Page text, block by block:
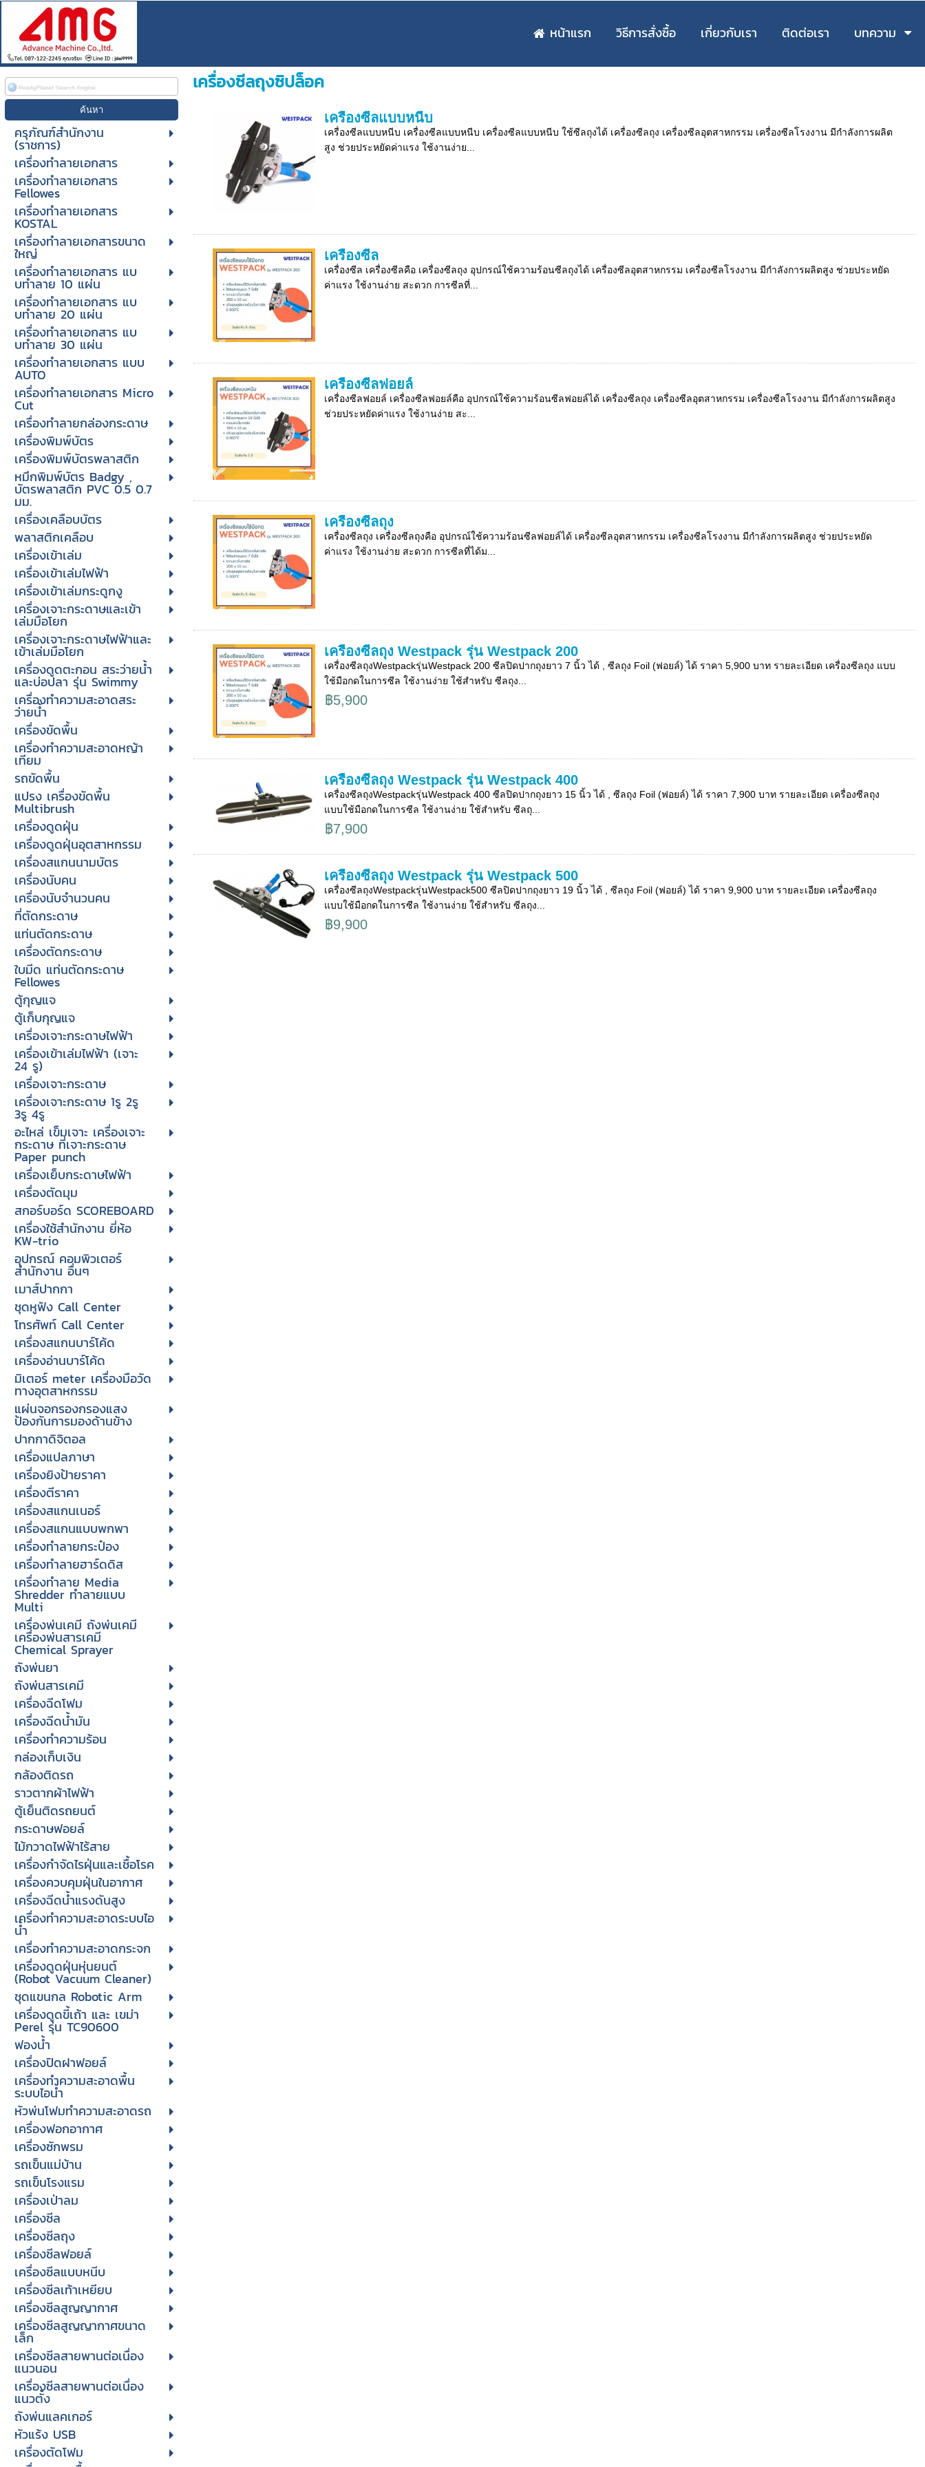
หน้าแรก วิธีการสั่งซื้อ เกี่ยวกับเรา ติดต่อเรา บทความ
ครุภัณฑ์สำนักงาน
(ราชการ)
เครื่องทำลายเอกสาร
เครื่องทำลายเอกสาร
Fellowes
เครื่องทำลายเอกสาร
KOSTAL
เครื่องทำลายเอกสารขนาด
ใหญ่
เครื่องทําลายเอกสาร แบ
บทําลาย 10 แผ่น
เครื่องทําลายเอกสาร แบ
บทําลาย 20 แผ่น
เครื่องทําลายเอกสาร แบ
บทําลาย 30 แผ่น
เครื่องทำลายเอกสาร แบบ
AUTO
เครื่องทำลายเอกสาร Micro
Cut
เครื่องทำลายกล่องกระดาษ
เครื่องพิมพ์บัตร
เครื่องพิมพ์บัตรพลาสติก
หมึกพิมพ์บัตร Badgy ,
บัตรพลาสติก PVC 0.5 0.7
มม.
เครื่องเคลือบบัตร
พลาสติกเคลือบ
เครื่องเข้าเล่ม
เครื่องเข้าเล่มไฟฟ้า
เครื่องเข้าเล่มกระดูกงู
เครื่องเจาะกระดาษและเข้า
เล่มมือโยก
เครื่องเจาะกระดาษไฟฟ้าและ
เข้าเล่มมือโยก
เครื่องดูดตะกอน สระว่ายน้ำ
และบ่อปลา รุ่น Swimmy
เครื่องทำความสะอาดสระ
ว่ายน้ำ
เครื่องขัดพื้น
เครื่องทำความสะอาดหญ้า
เทียม
รถขัดพื้น
แปรง เครื่องขัดพื้น
Multibrush
เครื่องดูดฝุ่น
เครื่องดูดฝุ่นอุตสาหกรรม
เครื่องสแกนนามบัตร
เครื่องนับคน
เครื่องนับจํานวนคน
ที่ตัดกระดาษ
แท่นตัดกระดาษ
เครื่องตัดกระดาษ
ใบมีด แท่นตัดกระดาษ
Fellowes
ตู้กุญแจ
ตู้เก็บกุญแจ
เครื่องเจาะกระดาษไฟฟ้า
เครื่องเข้าเล่มไฟฟ้า (เจาะ
24 รู)
เครื่องเจาะกระดาษ
เครื่องเจาะกระดาษ 1รู 2รู
3รู 4รู
อะไหล่ เข็มเจาะ เครื่องเจาะ
กระดาษ ที่เจาะกระดาษ
Paper punch
เครื่องเย็บกระดาษไฟฟ้า
เครื่องตัดมุม
สกอร์บอร์ด SCOREBOARD
เครื่องใช้สำนักงาน ยี่ห้อ
KW-trio
อุปกรณ์ คอมพิวเตอร์
สำนักงาน อื่นๆ
เมาส์ปากกา
ชุดหูฟัง Call Center
โทรศัพท์ Call Center
เครื่องสแกนบาร์โค้ด
เครื่องอ่านบาร์โค้ด
มิเตอร์ meter เครื่องมือวัด
ทางอุตสาหกรรม
แผ่นจอกรองกรองแสง
ป้องกันการมองด้านข้าง
ปากกาดิจิตอล
เครื่องแปลภาษา
เครื่องยิงป้ายราคา
เครื่องตีราคา
เครื่องสแกนเนอร์
เครื่องสแกนแบบพกพา
เครื่องทำลายกระป๋อง
เครื่องทำลายฮาร์ดดิส
เครื่องทำลาย Media
Shredder ทำลายแบบ
Multi
เครื่องพ่นเคมี ถังพ่นเคมี
เครื่องพ่นสารเคมี
Chemical Sprayer
ถังพ่นยา
ถังพ่นสารเคมี
เครื่องฉีดโฟม
เครื่องฉีดน้ำมัน
เครื่องทำความร้อน
กล่องเก็บเงิน
กล้องติดรถ
ราวตากผ้าไฟฟ้า
ตู้เย็นติดรถยนต์
กระดาษฟอยล์
ไม้กวาดไฟฟ้าไร้สาย
เครื่องกำจัดไรฝุ่นและเชื้อโรค
เครื่องควบคุมฝุ่นในอากาศ
เครื่องฉีดน้ำแรงดันสูง
เครื่องทำความสะอาดระบบไอ
น้ำ
เครื่องทำความสะอาดกระจก
เครื่องดูดฝุ่นหุ่นยนต์
(Robot Vacuum Cleaner)
ชุดแขนกล Robotic Arm
เครื่องดูดขี้เถ้า และ เขม่า
Perel รุ่น TC90600
ฟองน้ำ
เครื่องปิดฝาฟอยล์
เครื่องทำความสะอาดพื้น
ระบบไอน้ำ
หัวพ่นโฟมทำความสะอาดรถ
เครื่องฟอกอากาศ
เครื่องซักพรม
รถเข็นแม่บ้าน
รถเข็นโรงแรม
เครื่องเป่าลม
เครื่องซีล
เครื่องซีลถุง
เครื่องซีลฟอยล์
เครื่องซีลแบบหนีบ
เครื่องซีลเท้าเหยียบ
เครื่องซีลสูญญากาศ
เครื่องซีลสูญญากาศขนาด
เล็ก
เครื่องซีลสายพานต่อเนื่อง
แนวนอน
เครื่องซีลสายพานต่อเนื่อง
แนวตั้ง
ถังพ่นแลคเกอร์
หัวแร้ง USB
เครื่องตัดโฟม
เครื่องซีลถุงซิปล็อค
เครื่องซีลแบบหนีบ
เครื่องซีลแบบหนีบ เครื่องซีลแบบหนีบ เครื่องซีลแบบหนีบ ใช้ซีลถุงได้ เครื่องซีลถุง เครื่องซีลอุตสาหกรรม เครื่องซีลโรงงาน มีกำลังการผลิต
สูง ช่วยประหยัดค่าแรง ใช้งานง่าย...
เครื่องซีล
เครื่องซีล เครื่องซีลคือ เครื่องซีลถุง อุปกรณ์ใช้ความร้อนซีลถุงได้ เครื่องซีลอุตสาหกรรม เครื่องซีลโรงงาน มีกำลังการผลิตสูง ช่วยประหยัด
ค่าแรง ใช้งานง่าย สะดวก การซีลที่...
เครื่องซีลฟอยล์
เครื่องซีลฟอยล์ เครื่องซีลฟอยล์คือ อุปกรณ์ใช้ความร้อนซีลฟอยล์ได้ เครื่องซีลถุง เครื่องซีลอุตสาหกรรม เครื่องซีลโรงงาน มีกำลังการผลิตสูง
ช่วยประหยัดค่าแรง ใช้งานง่าย สะ...
เครื่องซีลถุง
เครื่องซีลถุง เครื่องซีลถุงคือ อุปกรณ์ใช้ความร้อนซีลฟอยล์ได้ เครื่องซีลอุตสาหกรรม เครื่องซีลโรงงาน มีกำลังการผลิตสูง ช่วยประหยัด
ค่าแรง ใช้งานง่าย สะดวก การซีลที่ได้ม...
เครื่องซีลถุง Westpack รุ่น Westpack 200
เครื่องซีลถุงWestpackรุ่นWestpack 200 ซีลปิดปากถุงยาว 7 นิ้ว ได้ , ซีลถุง Foil (ฟอยล์) ได้ ราคา 5,900 บาท รายละเอียด เครื่องซีลถุง แบบ
ใช้มือกดในการซีล ใช้งานง่าย ใช้สำหรับ ซีลถุง...
฿5,900
เครื่องซีลถุง Westpack รุ่น Westpack 400
เครื่องซีลถุงWestpackรุ่นWestpack 400 ซีลปิดปากถุงยาว 15 นิ้ว ได้ , ซีลถุง Foil (ฟอยล์) ได้ ราคา 7,900 บาท รายละเอียด เครื่องซีลถุง
แบบใช้มือกดในการซีล ใช้งานง่าย ใช้สำหรับ ซีลถุ...
฿7,900
เครื่องซีลถุง Westpack รุ่น Westpack 500
เครื่องซีลถุงWestpackรุ่นWestpack500 ซีลปิดปากถุงยาว 19 นิ้ว ได้ , ซีลถุง Foil (ฟอยล์) ได้ ราคา 9,900 บาท รายละเอียด เครื่องซีลถุง
แบบใช้มือกดในการซีล ใช้งานง่าย ใช้สำหรับ ซีลถุง...
฿9,900